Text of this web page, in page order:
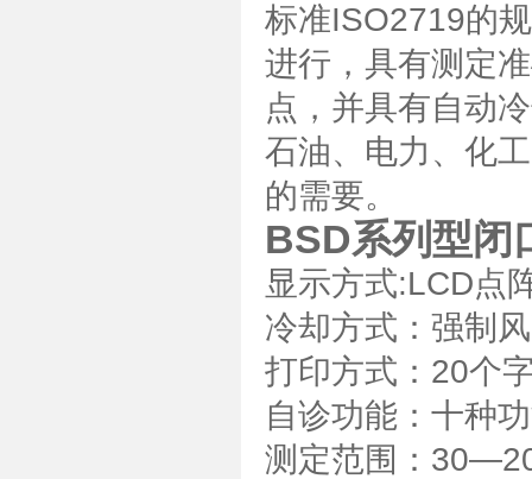
标准ISO2719的
进行，具有测定
点，并具有自动
石油、电力、化
的需要。
BSD系列型闭
显示方式:LCD点
冷却方式：强制
打印方式：20个
自诊功能：十种
测定范围：